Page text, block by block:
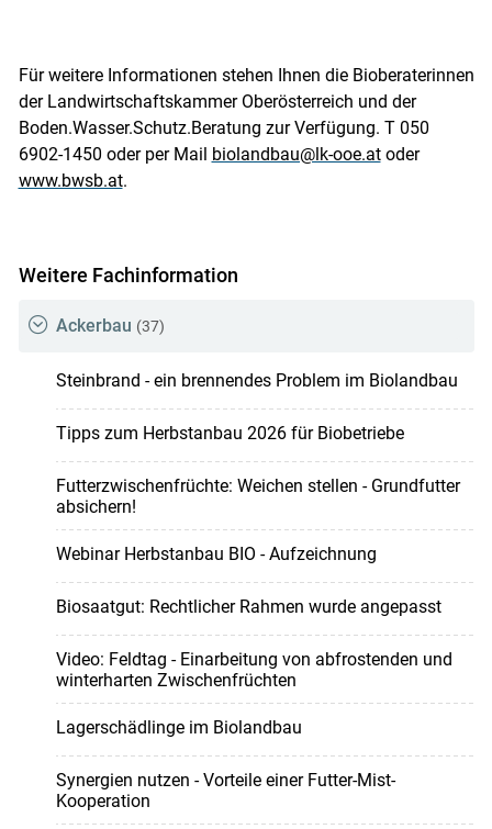
Für weitere Informationen stehen Ihnen die Bioberaterinnen
der Landwirtschaftskammer Oberösterreich und der
Boden.Wasser.Schutz.Beratung zur Verfügung. T 050
6902-1450 oder per Mail biolandbau@lk-ooe.atoder
www.bwsb.at.
Weitere Fachinformation
Ackerbau (37)
Steinbrand - ein brennendes Problem im Biolandbau
Tipps zum Herbstanbau 2026 für Biobetriebe
Futterzwischenfrüchte: Weichen stellen - Grundfutter
absichern!
Webinar Herbstanbau BIO - Aufzeichnung
Biosaatgut: Rechtlicher Rahmen wurde angepasst
Video: Feldtag - Einarbeitung von abfrostenden und
winterharten Zwischenfrüchten
Lagerschädlinge im Biolandbau
Synergien nutzen - Vorteile einer Futter-Mist-
Kooperation